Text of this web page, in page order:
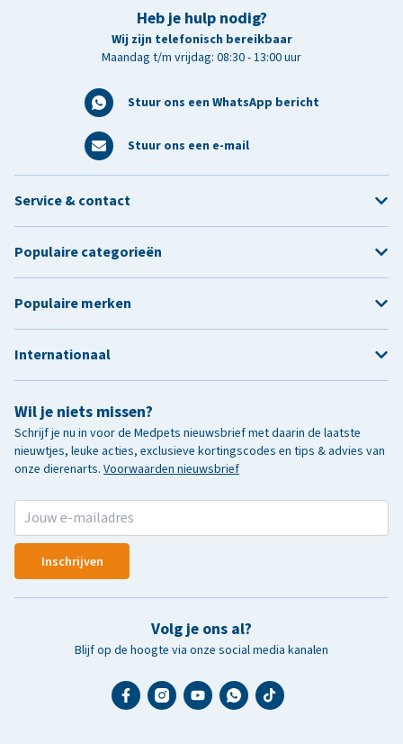
Heb je hulp nodig?
Wij zijn telefonisch bereikbaar
Maandag t/m vrijdag: 08:30 - 13:00 uur
Stuur ons een WhatsApp bericht
Stuur ons een e-mail
Wil je niets missen?
Schrijf je nu in voor de Medpets nieuwsbrief met daarin de laatste
nieuwtjes, leuke acties, exclusieve kortingscodes en tips & advies van
onze dierenarts. Voorwaarden nieuwsbrief
Inschrijven
Volg je ons al?
Blijf op de hoogte via onze social media kanalen
Service & contact
Populaire categorieën
Populaire merken
Internationaal